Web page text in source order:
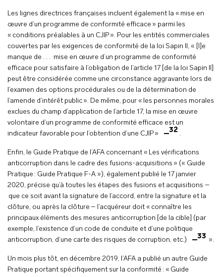
Les lignes directrices françaises incluent également la « mise en
œuvre d’un programme de conformité efficace » parmi les
« conditions préalables à un CJIP ». Pour les entités commerciales
couvertes par les exigences de conformité de la loi Sapin II, « [l]e
manque de . . . mise en œuvre d’un programme de conformité
efficace pour satisfaire à l’obligation de l’article 17 [de la loi Sapin II]
peut être considérée comme une circonstance aggravante lors de
l’examen des options procédurales ou de la détermination de
l’amende d’intérêt public ». De même, pour « les personnes morales
exclues du champ d’application de l’article 17, la mise en œuvre
volontaire d’un programme de conformité efficace est un
indicateur favorable pour l’obtention d’une CJIP »
32 .
Enfin, le Guide Pratique de l’AFA concernant « Les vérifications
anticorruption dans le cadre des fusions-acquisitions » (« Guide
Pratique : Guide Pratique F-A »), également publié le 17 janvier
2020, précise qu’à toutes les étapes des fusions et acquisitions –
que ce soit avant la signature de l’accord, entre la signature et la
clôture, ou après la clôture – l’acquéreur doit « connaître les
principaux éléments des mesures anticorruption [de la cible] (par
exemple, l’existence d’un code de conduite et d’une politique
anticorruption, d’une carte des risques de corruption, etc.)
33 ».
Un mois plus tôt, en décembre 2019, l’AFA a publié un autre Guide
Pratique portant spécifiquement sur la conformité : « Guide